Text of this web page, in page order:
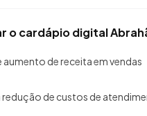
o cardápio digital
aumento de receita em vendas
redução de custos de